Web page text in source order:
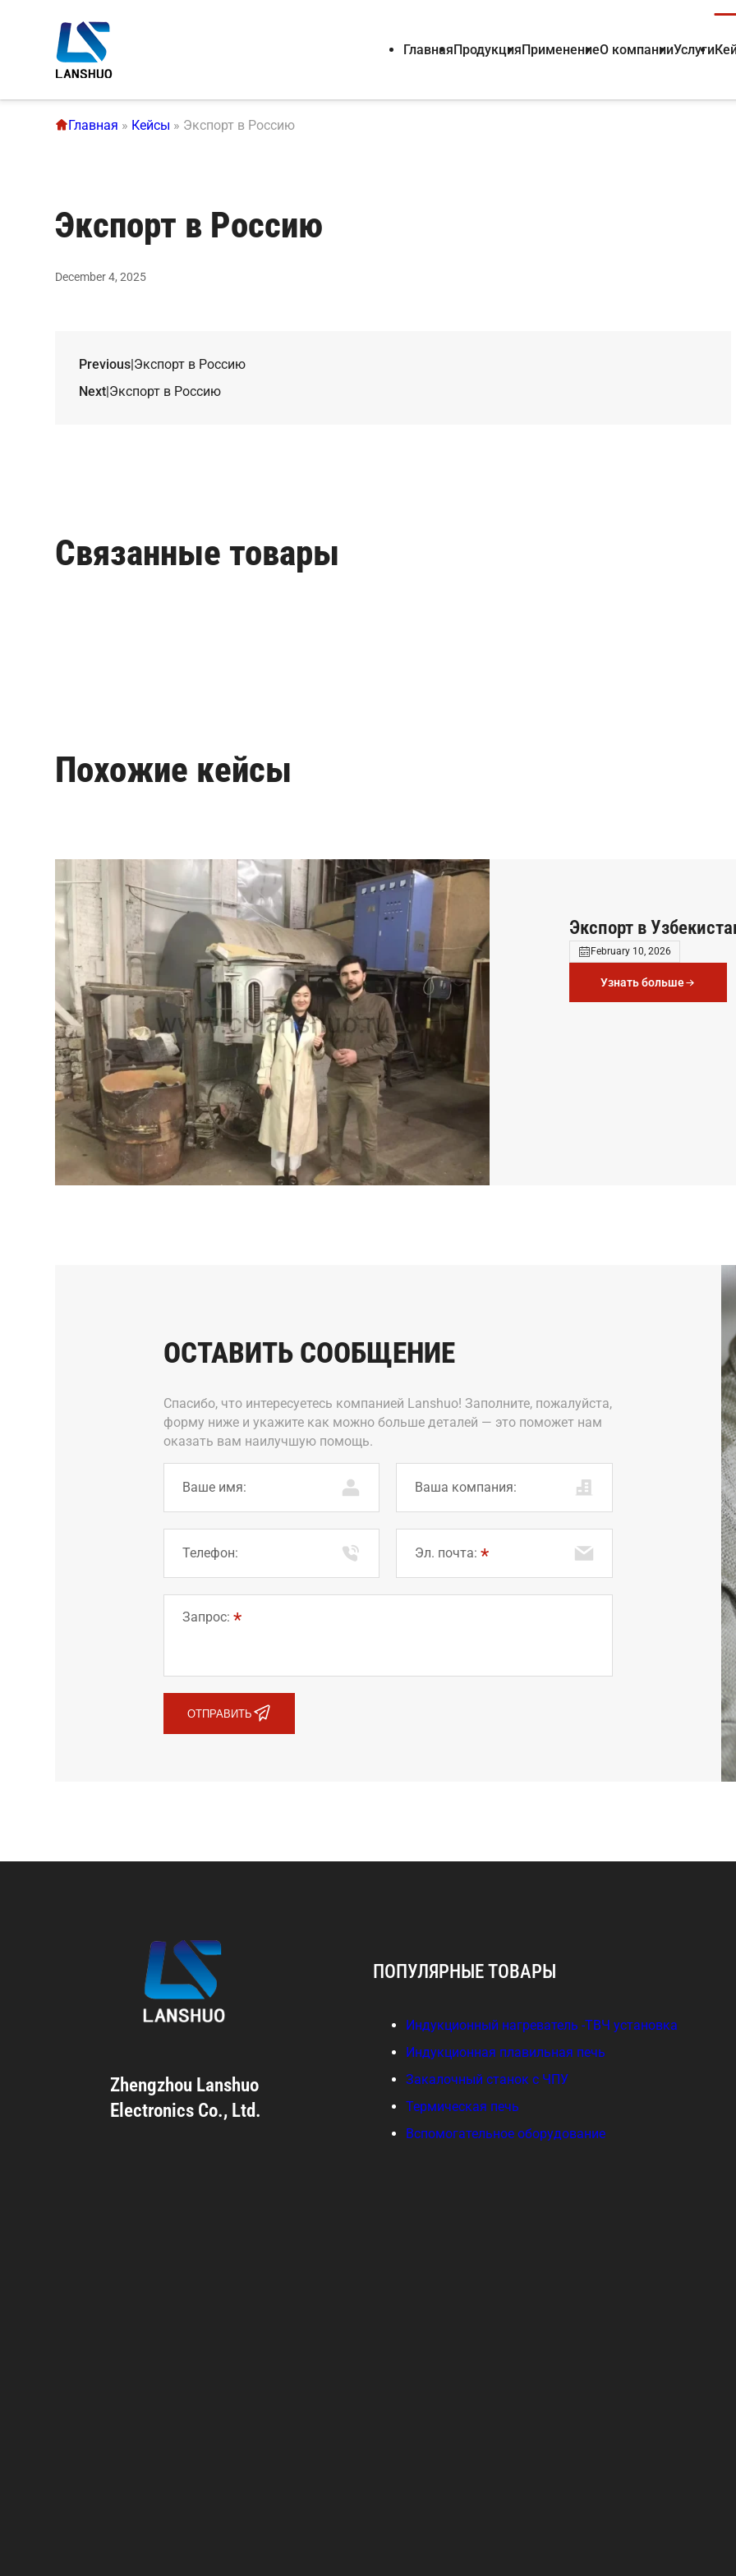
ГлавнаяПродукцияПрименениеО компанииУслуги
Главная » Кейсы » Экспорт в Россию
Экспорт в Россию
December 4, 2025
Previous Экспорт в Россию
Next Экспорт в Россию
Связанные товары
Похожие кейсы
Экспорт в
February 10, 2026
Узнать больше
ОСТАВИТЬ СООБЩЕНИЕ
Спасибо, что интересуетесь компанией Lanshuo! Заполните, пожалуйста,
форму ниже и укажите как можно больше деталей — это поможет нам
оказать вам наилучшую помощь.
Ваше имя: Ваша компания:
Телефон: Эл. почта:
Запрос:
ОТПРАВИТЬ
Zhengzhou Lanshuo
Electronics Co., Ltd.
ПОПУЛЯРНЫЕ ТОВАРЫ
Индукционный нагреватель -ТВЧ установка
Индукционная плавильная печь
Закалочный станок с ЧПУ
Термическая печь
Вспомогательное оборудование